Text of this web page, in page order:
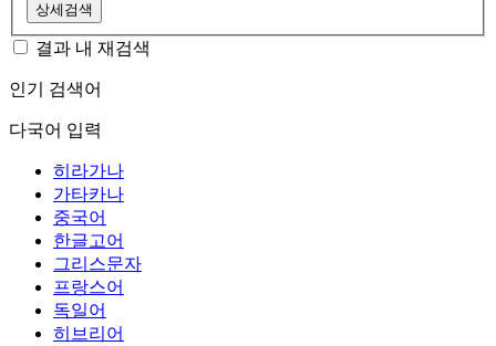
상세검색
결과 내 재검색
인기 검색어
다국어 입력
히라가나
가타카나
중국어
한글고어
그리스문자
프랑스어
독일어
히브리어